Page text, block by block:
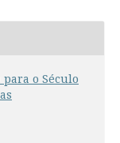
para o Século